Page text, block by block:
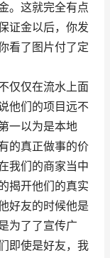
。这就完全有点
证金以后，你发
看了图片付了定
仅在流水上面
他们的项目远不
一以为是本地
的真正做事的价
我们的商家当中
揭开他们的真实
好友的时候他是
为了了宣传广
即使是好友，我